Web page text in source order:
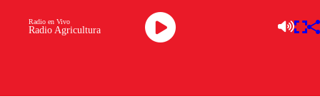
Radio Agricultura
Radio en Vivo